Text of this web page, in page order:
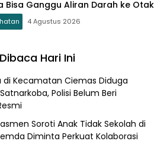
Bisa Ganggu Aliran Darah ke Otak
4 Agustus 2026
Hari Ini
di Kecamatan Ciemas Diduga
Polisi Belum Beri
Soroti Anak Tidak Sekolah di
Diminta Perkuat Kolaborasi